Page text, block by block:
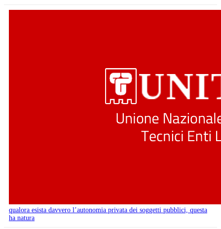
qualora esista davvero l’autonomia privata dei soggetti pubblici, questa
ha natura